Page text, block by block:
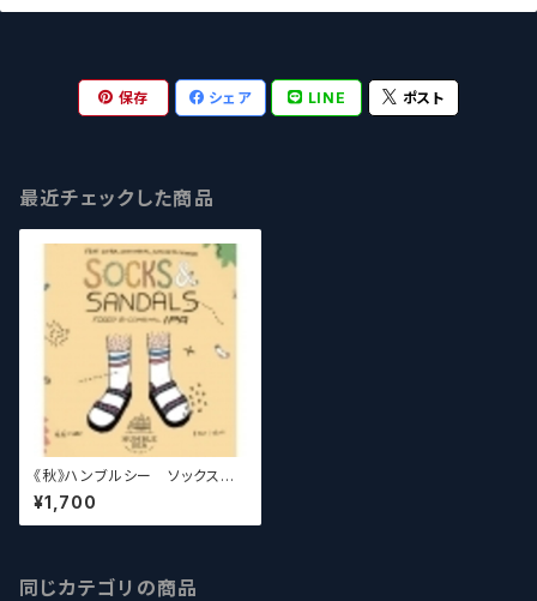
保存 シェア LINE ポスト
最近チェックした商品
《秋》ハンブルシー ソックスア
ンドサンダルス Humble Sea S
ocks and Sandals【クラフト
ビール】
¥1,700
同じカテゴリの商品